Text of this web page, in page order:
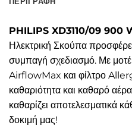
PHILIPS XD3110/09 900
Ηλεκτρική Σκούπα
συμπαγή σχεδιασμό. Με
AirflowMax και φίλτρο
καθαριότητα και καθαρό
καθαρίζει αποτελεσματικά
δοκιμή μας!